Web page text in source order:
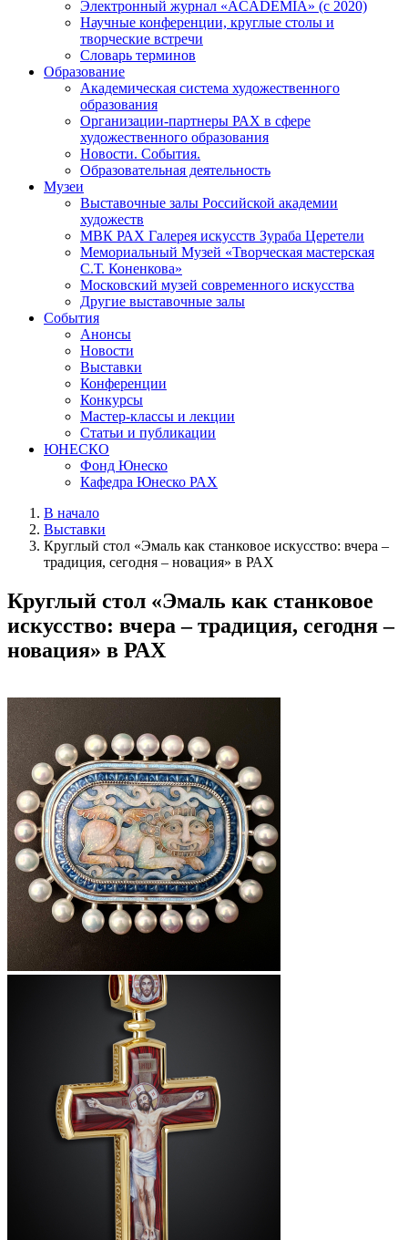
Электронный журнал «ACADEMIA» (с 2020)
Научные конференции, круглые столы и
творческие встречи
Словарь терминов
Образование
Академическая система художественного
образования
Организации-партнеры РАХ в сфере
художественного образования
Новости. События.
Образовательная деятельность
Музеи
Выставочные залы Российской академии
художеств
МВК РАХ Галерея искусств Зураба Церетели
Мемориальный Музей «Творческая мастерская
С.Т. Коненкова»
Московский музей современного искусства
Другие выставочные залы
События
Анонсы
Новости
Выставки
Конференции
Конкурсы
Мастер-классы и лекции
Статьи и публикации
ЮНЕСКО
Фонд Юнеско
Кафедра Юнеско РАХ
В начало
Выставки
Круглый стол «Эмаль как станковое искусство: вчера –
традиция, сегодня – новация» в РАХ
Круглый стол «Эмаль как станковое
искусство: вчера – традиция, сегодня –
новация» в РАХ